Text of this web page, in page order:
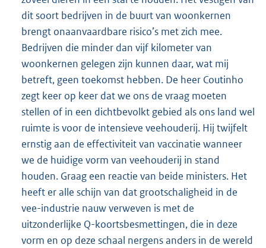
dit soort bedrijven in de buurt van woonkernen
brengt onaanvaardbare risico’s met zich mee.
Bedrijven die minder dan vijf kilometer van
woonkernen gelegen zijn kunnen daar, wat mij
betreft, geen toekomst hebben. De heer Coutinho
zegt keer op keer dat we ons de vraag moeten
stellen of in een dichtbevolkt gebied als ons land wel
ruimte is voor de intensieve veehouderij. Hij twijfelt
ernstig aan de effectiviteit van vaccinatie wanneer
we de huidige vorm van veehouderij in stand
houden. Graag een reactie van beide ministers. Het
heeft er alle schijn van dat grootschaligheid in de
vee-industrie nauw verweven is met de
uitzonderlijke Q-koortsbesmettingen, die in deze
vorm en op deze schaal nergens anders in de wereld